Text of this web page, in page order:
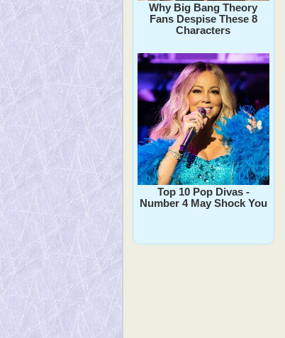
Why Big Bang Theory
Fans Despise These 8
Characters
Top 10 Pop Divas -
Number 4 May Shock You